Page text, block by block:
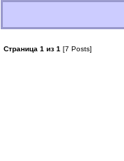
Страница 1 из 1 [7 Posts]